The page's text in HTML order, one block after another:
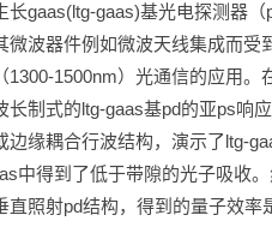
gaas)基光电探测器（
微波器件例如微波天线集成而受
1300-1500nm）光通信的应用
长制式的ltg-gaas基pd的亚ps响
边缘耦合行波结构，演示了ltg-
中得到了低于带隙的光子吸收
直照射pd结构，得到的量子效